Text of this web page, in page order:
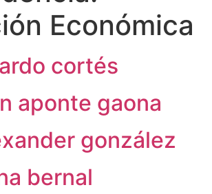
Económica
cortés
aponte gaona
gonzález
bernal